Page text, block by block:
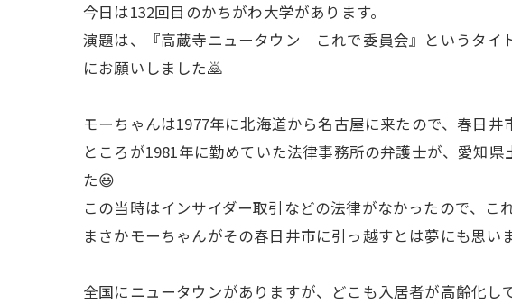
今日は132回目のかちがわ大学があります。
演題は、『高蔵寺ニュータウン これで委員会』というタイ
にお願いしました🙇
モーちゃんは1977年に北海道から名古屋に来たので、春日井
ところが1981年に勤めていた法律事務所の弁護士が、愛知
た😃
この当時はインサイダー取引などの法律がなかったので、
まさかモーちゃんがその春日井市に引っ越すとは夢にも思い
全国にニュータウンがありますが、どこも入居者が高齢化